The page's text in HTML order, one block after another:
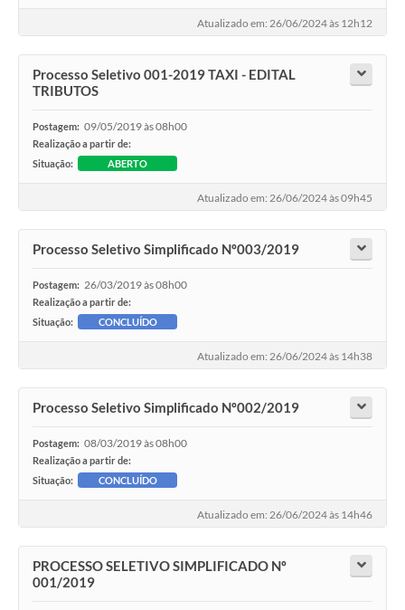
Atualizado em: 26/06/2024 às 12h12
Processo Seletivo 001-2019 TAXI - EDITAL
TRIBUTOS
Postagem: 09/05/2019 às 08h00
Realização a partir de:
Situação:
ABERTO
Atualizado em: 26/06/2024 às 09h45
Processo Seletivo Simplificado Nº003/2019
Postagem: 26/03/2019 às 08h00
Realização a partir de:
Situação:
CONCLUÍDO
Atualizado em: 26/06/2024 às 14h38
Processo Seletivo Simplificado Nº002/2019
Postagem: 08/03/2019 às 08h00
Realização a partir de:
Situação:
CONCLUÍDO
Atualizado em: 26/06/2024 às 14h46
PROCESSO SELETIVO SIMPLIFICADO Nº
001/2019